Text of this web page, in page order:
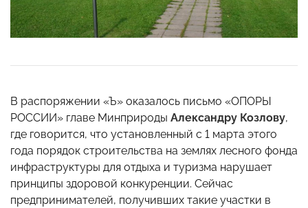
В распоряжении «Ъ» оказалось письмо «ОПОРЫ
РОССИИ» главе Минприроды Александру Козлову,
где говорится, что установленный с 1 марта этого
года порядок строительства на землях лесного фонда
инфраструктуры для отдыха и туризма нарушает
принципы здоровой конкуренции. Сейчас
предпринимателей, получивших такие участки в